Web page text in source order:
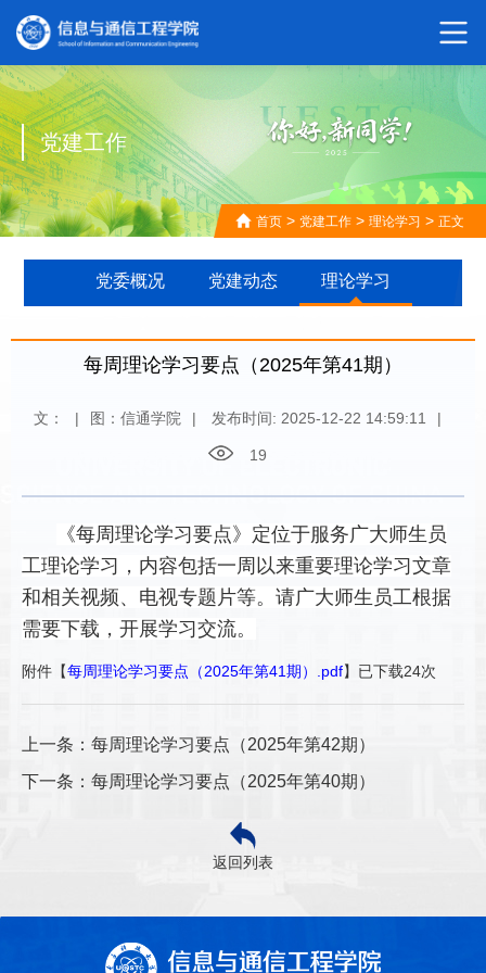
党建工作
首页 > 党建工作 > 理论学习 > 正文
党委概况 党建动态 理论学习
每周理论学习要点（2025年第41期）
文： | 图：信通学院 | 发布时间: 2025-12-22 14:59:11 |
19
《每周理论学习要点》定位于服务广大师生员
工理论学习，内容包括一周以来重要理论学习文章
和相关视频、电视专题片等。请广大师生员工根据
需要下载，开展学习交流。
附件【每周理论学习要点（2025年第41期）.pdf】已下载24次
上一条：每周理论学习要点（2025年第42期）
下一条：每周理论学习要点（2025年第40期）
返回列表